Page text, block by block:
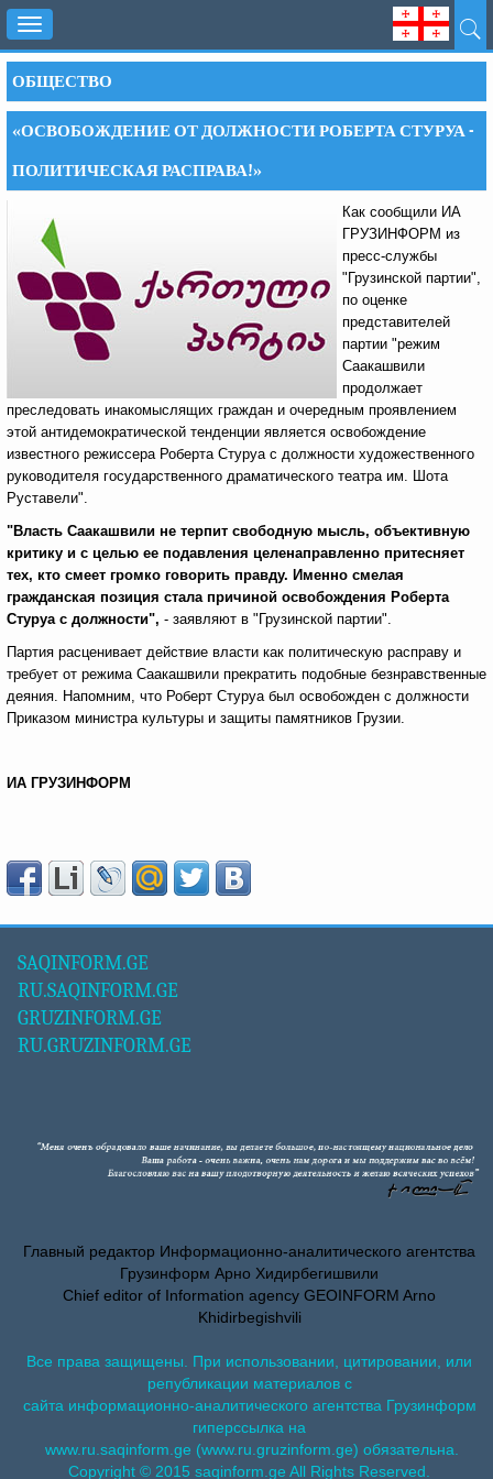
Toggle
navigation
ОБЩЕСТВО
«ОСВОБОЖДЕНИЕ ОТ ДОЛЖНОСТИ РОБЕРТА СТУРУА -
ПОЛИТИЧЕСКАЯ РАСПРАВА!»
Как сообщили ИА
ГРУЗИНФОРМ из
пресс-службы
"Грузинской партии",
по оценке
представителей
партии "режим
Саакашвили
продолжает
преследовать инакомыслящих граждан и очередным проявлением
этой антидемократической тенденции является освобождение
известного режиссера Роберта Стуруа с должности художественного
руководителя государственного драматического театра им. Шота
Руставели".
"Власть Саакашвили не терпит свободную мысль, объективную
критику и с целью ее подавления целенаправленно притесняет
тех, кто смеет громко говорить правду. Именно смелая
гражданская позиция стала причиной освобождения Роберта
Стуруа с должности", - заявляют в "Грузинской партии".
Партия расценивает действие власти как политическую расправу и
требует от режима Саакашвили прекратить подобные безнравственные
деяния. Напомним, что Роберт Стуруа был освобожден с должности
Приказом министра культуры и защиты памятников Грузии.
ИА ГРУЗИНФОРМ
SAQINFORM.GE
RU.SAQINFORM.GE
GRUZINFORM.GE
RU.GRUZINFORM.GE
Главный редактор Информационно-аналитического агентства
Грузинформ Арно Хидирбегишвили
Chief editor of Information agency GEOINFORM Arno
Khidirbegishvili
Все права защищены. При использовании, цитировании, или
републикации материалов с
сайта информационно-аналитического агентства Грузинформ
гиперссылка на
www.ru.saqinform.ge (www.ru.gruzinform.ge) обязательна.
Copyright © 2015 saqinform.ge All Rights Reserved.